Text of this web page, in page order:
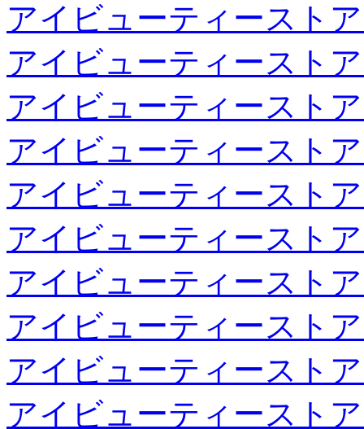
アイビューティースト
アイビューティースト
アイビューティースト
アイビューティースト
アイビューティースト
アイビューティースト
アイビューティースト
アイビューティースト
アイビューティースト
アイビューティースト